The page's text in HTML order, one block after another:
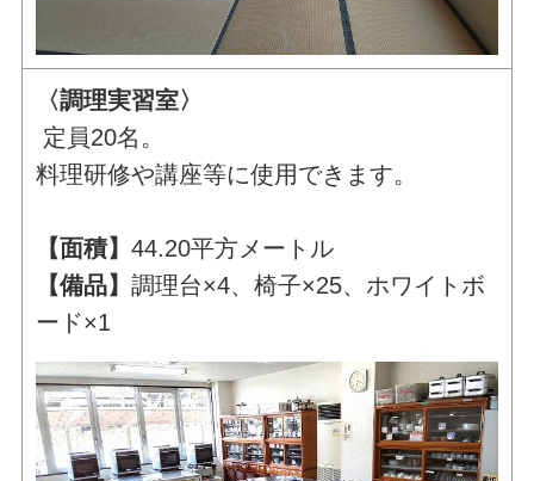
〈調理実習室〉
定員20名。
料理研修や講座等に使用できます。
【面積】44.20平方メートル
【備品】調理台×4、椅子×25、ホワイトボ
ード×1